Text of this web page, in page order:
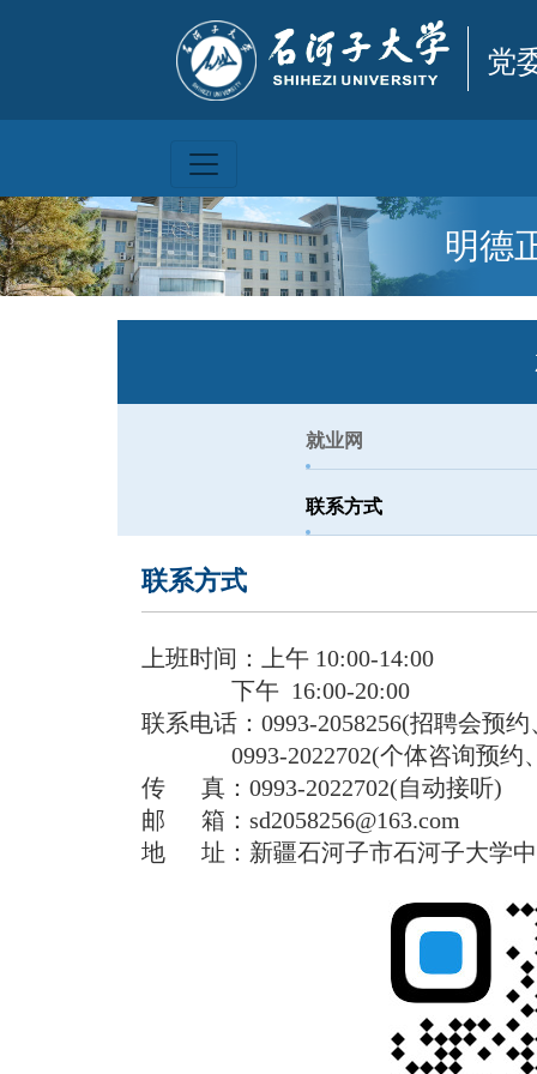
党
明德
就业网
联系方式
联系方式
上班时间：上午 10:00-14:00
下午 16:00-20:00
联系电话：0993-2058256(招聘会预
0993-2022702(个体咨询预约、
传 真：0993-2022702(自动接听)
邮 箱：sd2058256@163.com
地 址：新疆石河子市石河子大学中